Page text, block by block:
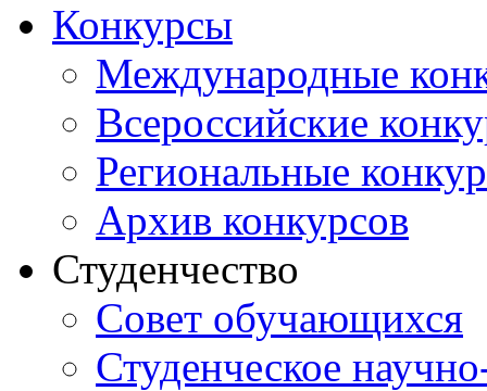
Конкурсы
Международные
Всероссийские
Региональные
Архив конкурсов
Студенчество
Совет обучающихся
Студенческое